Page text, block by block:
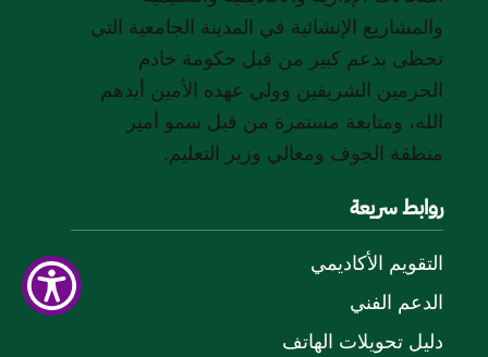
والمشاريع الإنشائية في المدينة الجامعية التي
تحظى بدعم كبير من قبل حكومة خادم
الحرمين الشريفين وولي عهده الأمين أيدهم
الله، ومتابعة مستمرة من قبل سمو أمير
منطقة الجوف ومعالي وزير التعليم.
روابط سريعة
التقويم الأكاديمي
الدعم الفني
دليل تحويلات الهاتف